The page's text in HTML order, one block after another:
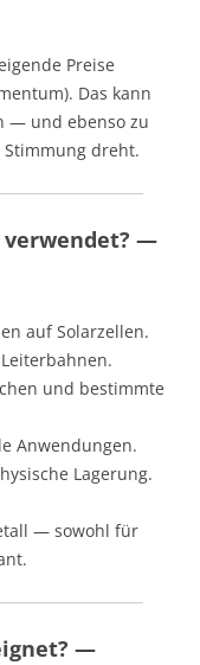
Preise
Das kann
— und ebenso zu
dreht.
verwendet? —
auf Solarzellen.
und bestimmte
Anwendungen.
Lagerung.
— sowohl für
—